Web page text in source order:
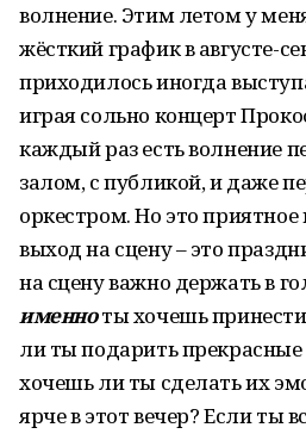
волнение. Этим летом у
жёсткий график в августе-
приходилось иногда
играя сольно концерт
каждый раз есть волнение
залом, с публикой, и даже
оркестром. Но это
выход на сцену – это
на сцену важно держать в
именноты хочешь
ли ты подарить
хочешь ли ты сделать их
ярче в этот вечер? Если ты